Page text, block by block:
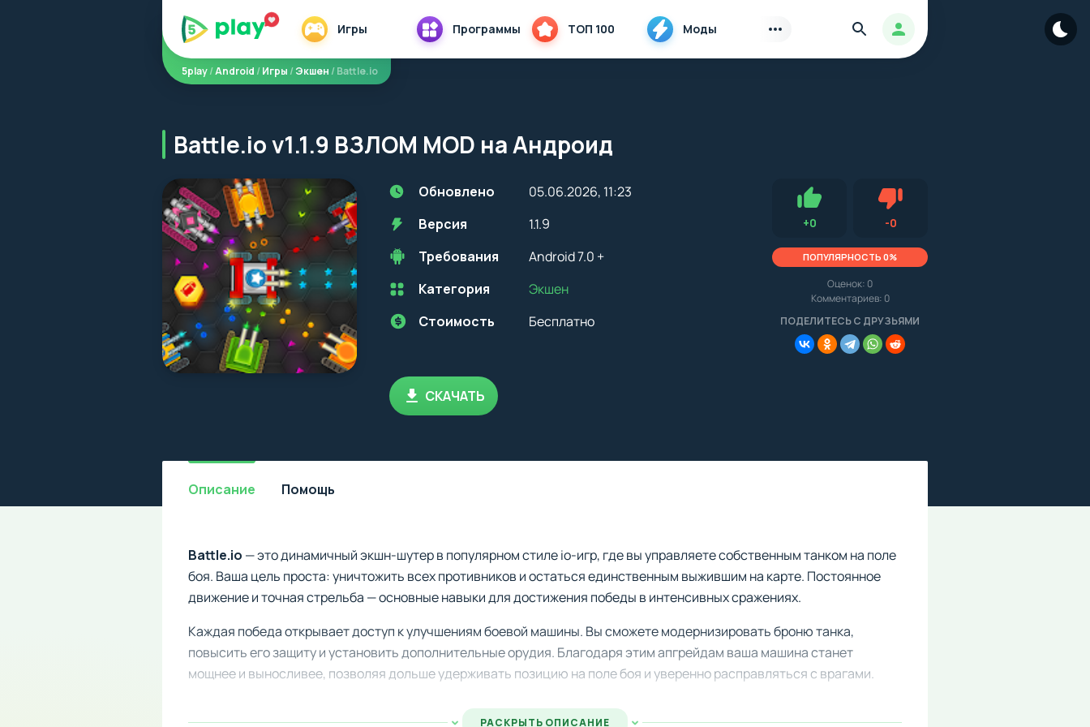
Игры Программы ТОП 100 Моды Авторизация
Найти
5play/Android /Игры /Экшен / Battle.io
Battle.io v1.1.9 ВЗЛОМ MOD на Андроид
Обновлено
05.06.2026, 11:23
Версия
1.1.9
Требования
Android 7.0 +
Перед установкой приложения на устройство с Android, стоит
учитывать версию OS. Мы всегда указываем минимальные
Категория
Экшен
Стоимость
Бесплатно
+0Нравится -0Не нравится (0.0, 0, 16281)
ПОПУЛЯРНОСТЬ 0%
Оценок: 0
Комментариев: 0
СКАЧАТЬ
Описание Помощь
Battle.io — это динамичный экшн-шутер в популярном стиле io-игр, где вы управляете собственным танком на поле
боя. Ваша цель проста: уничтожить всех противников и остаться единственным выжившим на карте. Постоянное
движение и точная стрельба — основные навыки для достижения победы в интенсивных сражениях.
Каждая победа открывает доступ к улучшениям боевой машины. Вы сможете модернизировать броню танка,
повысить его защиту и установить дополнительные орудия. Благодаря этим апгрейдам ваша машина станет
мощнее и выносливее, позволяя дольше удерживать позицию на поле боя и уверенно расправляться с врагами.
РАСКРЫТЬ ОПИСАНИЕ